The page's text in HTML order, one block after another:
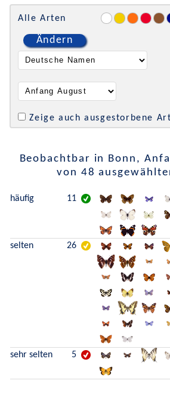
Alle Arten
Ändern
Zeige auch ausgestorbene
Beobachtbar in Bonn,
von 48
häufig 11
selten 26
sehr selten 5